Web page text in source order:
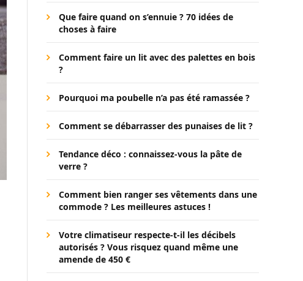
Que faire quand on s’ennuie ? 70 idées de
choses à faire
Comment faire un lit avec des palettes en bois
?
Pourquoi ma poubelle n’a pas été ramassée ?
Comment se débarrasser des punaises de lit ?
Tendance déco : connaissez-vous la pâte de
verre ?
Comment bien ranger ses vêtements dans une
commode ? Les meilleures astuces !
Votre climatiseur respecte-t-il les décibels
autorisés ? Vous risquez quand même une
amende de 450 €